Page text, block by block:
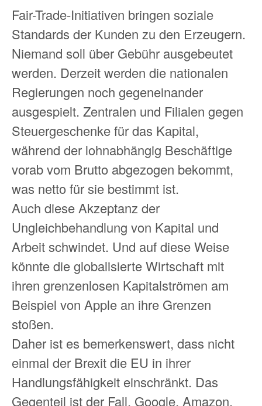
Fair-Trade-Initiativen bringen soziale
Standards der Kunden zu den Erzeugern.
Niemand soll über Gebühr ausgebeutet
werden. Derzeit werden die nationalen
Regierungen noch gegeneinander
ausgespielt. Zentralen und Filialen gegen
Steuergeschenke für das Kapital,
während der lohnabhängig Beschäftige
vorab vom Brutto abgezogen bekommt,
was netto für sie bestimmt ist.
Auch diese Akzeptanz der
Ungleichbehandlung von Kapital und
Arbeit schwindet. Und auf diese Weise
könnte die globalisierte Wirtschaft mit
ihren grenzenlosen Kapitalströmen am
Beispiel von Apple an ihre Grenzen
stoßen.
Daher ist es bemerkenswert, dass nicht
einmal der Brexit die EU in ihrer
Handlungsfähigkeit einschränkt. Das
Gegenteil ist der Fall. Google, Amazon,